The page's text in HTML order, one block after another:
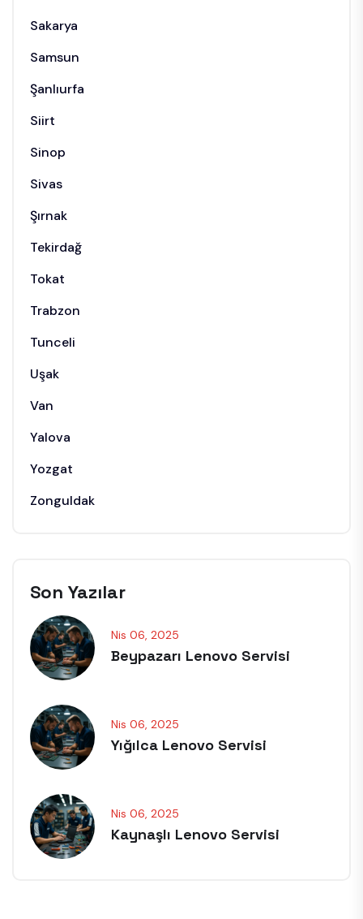
Sakarya
Samsun
Şanlıurfa
Siirt
Sinop
Sivas
Şırnak
Tekirdağ
Tokat
Trabzon
Tunceli
Uşak
Van
Yalova
Yozgat
Zonguldak
Son Yazılar
Nis 06, 2025
Beypazarı Lenovo Servisi
Nis 06, 2025
Yığılca Lenovo Servisi
Nis 06, 2025
Kaynaşlı Lenovo Servisi